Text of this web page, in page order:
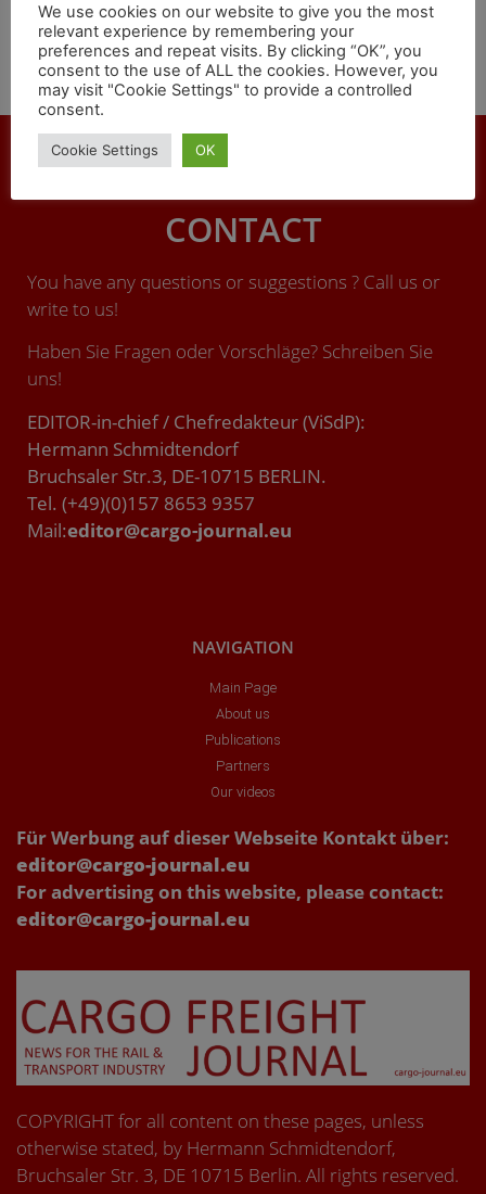
Rahmenverträgen“ zu vollziehen. Die deutsche
Bundesregierung und der Bundestag sollten jetzt „die
Chance nutzen, das Deutschlandtakt-Konzept nun
sauber umzusetzen“.
CONTACT
You have any questions or suggestions ? Call us or
write to us!
Haben Sie Fragen oder Vorschläge? Schreiben Sie
uns!
EDITOR-in-chief / Chefredakteur (ViSdP):
Hermann Schmidtendorf
Bruchsaler Str.3, DE-10715 BERLIN.
Tel. (+49)(0)157 8653 9357
Mail:editor@cargo-journal.eu
NAVIGATION
Main Page
About us
Publications
Partners
Our videos
Für Werbung auf dieser Webseite Kontakt über:
editor@cargo-journal.eu
For advertising on this website, please contact:
editor@cargo-journal.eu
COPYRIGHT for all content on these pages, unless
otherwise stated, by Hermann Schmidtendorf,
Bruchsaler Str. 3, DE 10715 Berlin. All rights reserved.
We use cookies on our website to give you the most
relevant experience by remembering your
preferences and repeat visits. By clicking “OK”, you
consent to the use of ALL the cookies. However, you
may visit "Cookie Settings" to provide a controlled
consent.
Cookie Settings OK